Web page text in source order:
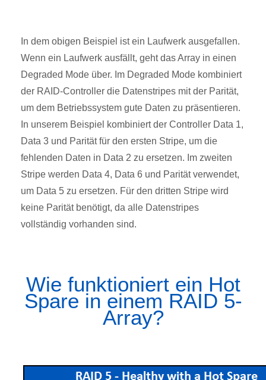
In dem obigen Beispiel ist ein Laufwerk ausgefallen.
Wenn ein Laufwerk ausfällt, geht das Array in einen
Degraded Mode über. Im Degraded Mode kombiniert
der RAID-Controller die Datenstripes mit der Parität,
um dem Betriebssystem gute Daten zu präsentieren.
In unserem Beispiel kombiniert der Controller Data 1,
Data 3 und Parität für den ersten Stripe, um die
fehlenden Daten in Data 2 zu ersetzen. Im zweiten
Stripe werden Data 4, Data 6 und Parität verwendet,
um Data 5 zu ersetzen. Für den dritten Stripe wird
keine Parität benötigt, da alle Datenstripes
vollständig vorhanden sind.
Wie funktioniert ein Hot
Spare in einem RAID 5-
Array?